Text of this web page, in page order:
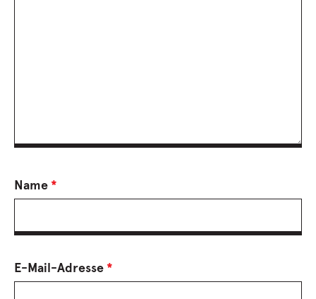
Name *
E-Mail-Adresse *